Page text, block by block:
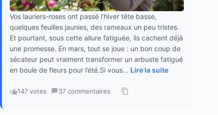
Vos lauriers-roses ont passé l’hiver tête basse,
quelques feuilles jaunies, des rameaux un peu tristes.
Et pourtant, sous cette allure fatiguée, ils cachent déjà
une promesse. En mars, tout se joue : un bon coup de
sécateur peut vraiment transformer un arbuste fatigué
en boule de fleurs pour l’été.Si vous... Lire la suite
147 votes · 37 commentaires ·